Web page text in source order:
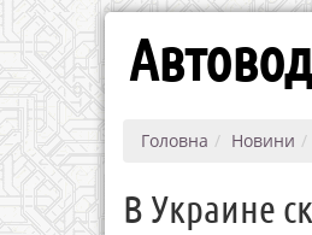
Автовод
Головна Новини
В Украине